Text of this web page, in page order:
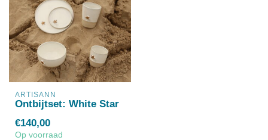
ARTISANN
Ontbijtset: White Star
€140,00
Op voorraad